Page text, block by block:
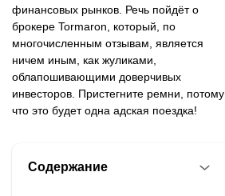
финансовых рынков. Речь пойдёт о
брокере Tormaron, который, по
многочисленным отзывам, является
ничем иным, как жуликами,
облапошивающими доверчивых
инвесторов. Пристегните ремни, потому
что это будет одна адская поездка!
Содержание